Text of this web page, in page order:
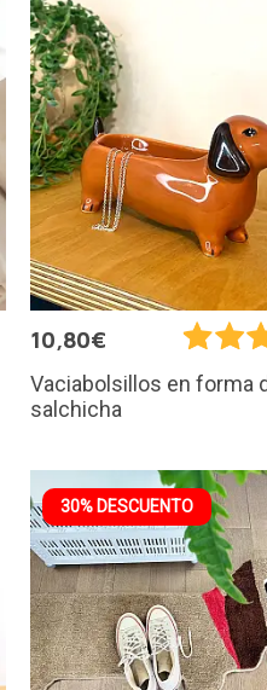
10,80€
Vaciabolsillos en forma
salchicha
30% DESCUENTO